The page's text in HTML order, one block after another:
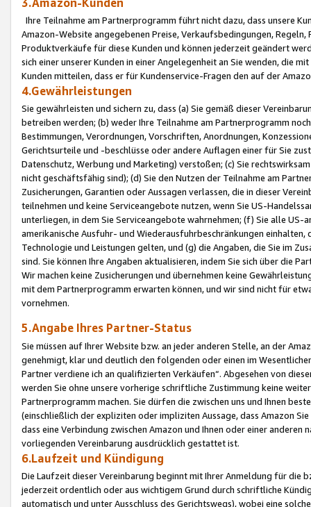
Ihre Teilnahme am Partnerprogramm führt nicht dazu, dass unsere
Amazon-Website angegebenen Preise, Verkaufsbedingungen,
Produktverkäufe für diese Kunden und können jederzeit geändert
sich einer unserer Kunden in einer Angelegenheit an Sie wenden, die
Kunden mitteilen, dass er für Kundenservice-Fragen den auf der
4.Gewährleistungen
Sie gewährleisten und sichern zu, dass (a) Sie gemäß dieser
betreiben werden; (b) weder Ihre Teilnahme am Partnerprogramm
Bestimmungen, Verordnungen, Vorschriften, Anordnungen,
Gerichtsurteile und -beschlüsse oder andere Auflagen einer für Sie
Datenschutz, Werbung und Marketing) verstoßen; (c) Sie
nicht geschäftsfähig sind); (d) Sie den Nutzen der Teilnahme am
Zusicherungen, Garantien oder Aussagen verlassen, die in dieser
teilnehmen und keine Serviceangebote nutzen, wenn Sie US-
unterliegen, in dem Sie Serviceangebote wahrnehmen; (f) Sie alle
amerikanische Ausfuhr- und Wiederausfuhrbeschränkungen
Technologie und Leistungen gelten, und (g) die Angaben, die Sie im
sind. Sie können Ihre Angaben aktualisieren, indem Sie sich über die
Wir machen keine Zusicherungen und übernehmen keine
mit dem Partnerprogramm erwarten können, und wir sind nicht für
vornehmen.
5.Angabe Ihres Partner-Status
Sie müssen auf Ihrer Website bzw. an jeder anderen Stelle, an der
genehmigt, klar und deutlich den folgenden oder einen im
Partner verdiene ich an qualifizierten Verkäufen“. Abgesehen von
werden Sie ohne unsere vorherige schriftliche Zustimmung keine
Partnerprogramm machen. Sie dürfen die zwischen uns und Ihnen
(einschließlich der expliziten oder impliziten Aussage, dass Amazon
dass eine Verbindung zwischen Amazon und Ihnen oder einer
vorliegenden Vereinbarung ausdrücklich gestattet ist.
6.Laufzeit und Kündigung
Die Laufzeit dieser Vereinbarung beginnt mit Ihrer Anmeldung für die
jederzeit ordentlich oder aus wichtigem Grund durch schriftliche
automatisch und unter Ausschluss des Gerichtswegs), wobei eine